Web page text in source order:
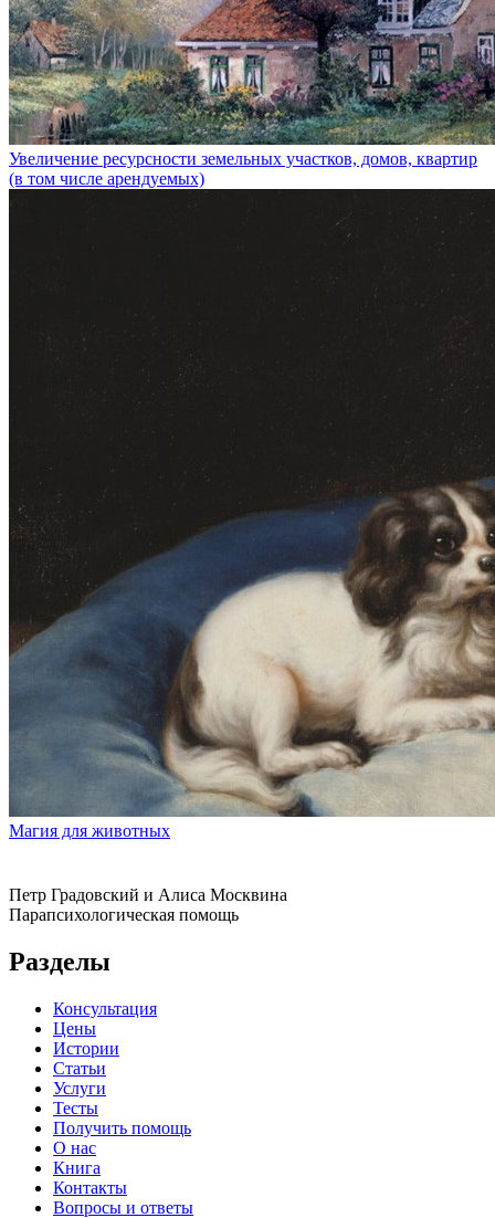
Увеличение ресурсности земельных участков, домов, квартир
(в том числе арендуемых)
Магия для животных
Петр Градовский и Алиса Москвина
Парапсихологическая помощь
Разделы
Консультация
Цены
Истории
Статьи
Услуги
Тесты
Получить помощь
О нас
Книга
Контакты
Вопросы и ответы